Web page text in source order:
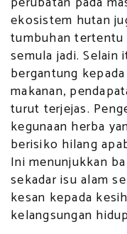
ekosistem hutan
tumbuhan tertentu
semula jadi.
bergantung
makanan,
turut terjejas.
kegunaan herba
berisiko hilang
Ini menunjukkan
sekadar isu alam
kesan kepada
kelangsungan